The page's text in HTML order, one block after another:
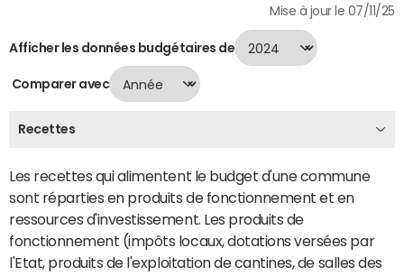
Mise à jour le 07/11/25
Afficher les données budgétaires de
Comparer avec
Recettes
Les recettes qui alimentent le budget d'une commune
sont réparties en produits de fonctionnement et en
ressources d'investissement. Les produits de
fonctionnement (impôts locaux, dotations versées par
l'Etat, produits de l'exploitation de cantines, de salles des